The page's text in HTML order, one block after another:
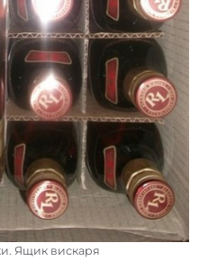
Ящик вискаря